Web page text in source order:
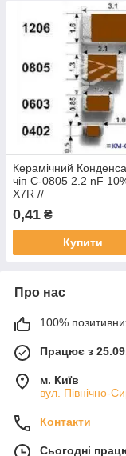
Керамічний
чіп C-0805 2.2 nF
X7R //
CL21B222KBANNNC
(Samsung)
0,41 ₴
Купити
Про нас
100%
Працює з
м. Київ
вул. Північно-
Контакти
Сьогодні